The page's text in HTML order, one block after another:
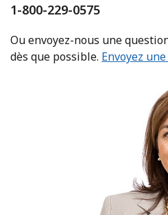
1-800-229-0575
Ou envoyez-nous une
dès que possible. Envoyez